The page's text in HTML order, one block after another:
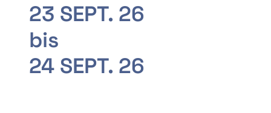
23 SEPT. 26
bis
24 SEPT. 26